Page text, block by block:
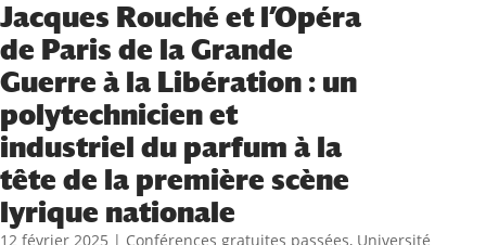
Jacques Rouché et l’Opéra
de Paris de la Grande
Guerre à la Libération : un
polytechnicien et
industriel du parfum à la
tête de la première scène
lyrique nationale
12 février 2025 | Conférences gratuites passées, Université